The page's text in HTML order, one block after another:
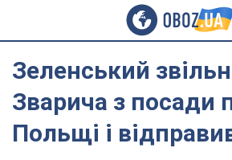
Зеленський
Зварича з посади
Польщі і